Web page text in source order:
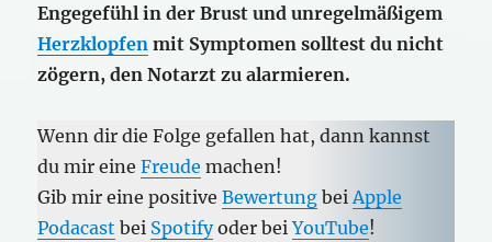
Engegefühl in der Brust und unregelmäßigem
Herzklopfen mit Symptomen solltest du nicht
zögern, den Notarzt zu alarmieren.
Wenn dir die Folge gefallen hat, dann kannst
du mir eineFreude machen!
Gib mir eine positiveBewertung bei Apple
Podacast bei Spotifyoder beiYouTube!